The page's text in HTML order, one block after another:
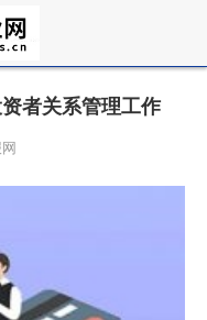
者关系管理工作